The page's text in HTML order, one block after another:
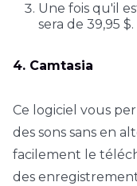
Une fois qu'il
sera de 39,95 $.
4. Camtasia
Ce logiciel vous
des sons sans en
facilement le
des